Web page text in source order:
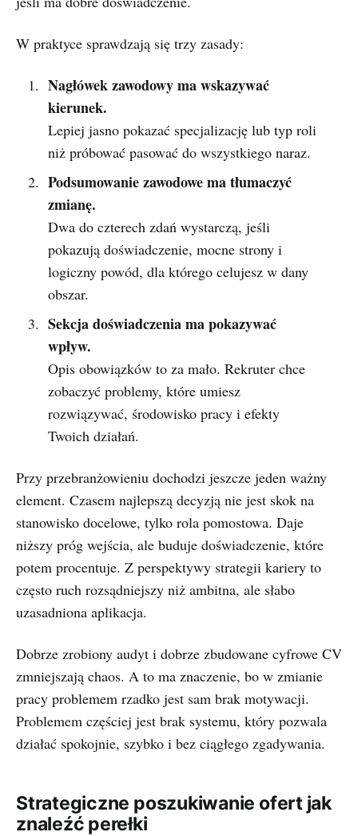
W praktyce sprawdzają się trzy zasady:
Nagłówek zawodowy ma wskazywać
kierunek.
Lepiej jasno pokazać specjalizację lub typ roli
niż próbować pasować do wszystkiego naraz.
Podsumowanie zawodowe ma tłumaczyć
zmianę.
Dwa do czterech zdań wystarczą, jeśli
pokazują doświadczenie, mocne strony i
logiczny powód, dla którego celujesz w dany
obszar.
Sekcja doświadczenia ma pokazywać
wpływ.
Opis obowiązków to za mało. Rekruter chce
zobaczyć problemy, które umiesz
rozwiązywać, środowisko pracy i efekty
Twoich działań.
Przy przebranżowieniu dochodzi jeszcze jeden ważny
element. Czasem najlepszą decyzją nie jest skok na
stanowisko docelowe, tylko rola pomostowa. Daje
niższy próg wejścia, ale buduje doświadczenie, które
potem procentuje. Z perspektywy strategii kariery to
często ruch rozsądniejszy niż ambitna, ale słabo
uzasadniona aplikacja.
Dobrze zrobiony audyt i dobrze zbudowane cyfrowe CV
zmniejszają chaos. A to ma znaczenie, bo w zmianie
pracy problemem rzadko jest sam brak motywacji.
Problemem częściej jest brak systemu, który pozwala
działać spokojnie, szybko i bez ciągłego zgadywania.
Strategiczne poszukiwanie ofert jak
znaleźć perełki